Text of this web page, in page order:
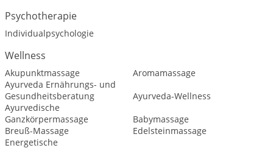
Psychotherapie
Individualpsychologie
Wellness
Akupunktmassage
Aromamassage
Ayurveda Ernährungs- und
Gesundheitsberatung
Ayurveda-Wellness
Ayurvedische
Ganzkörpermassage
Babymassage
Breuß-Massage
Edelsteinmassage
Energetische